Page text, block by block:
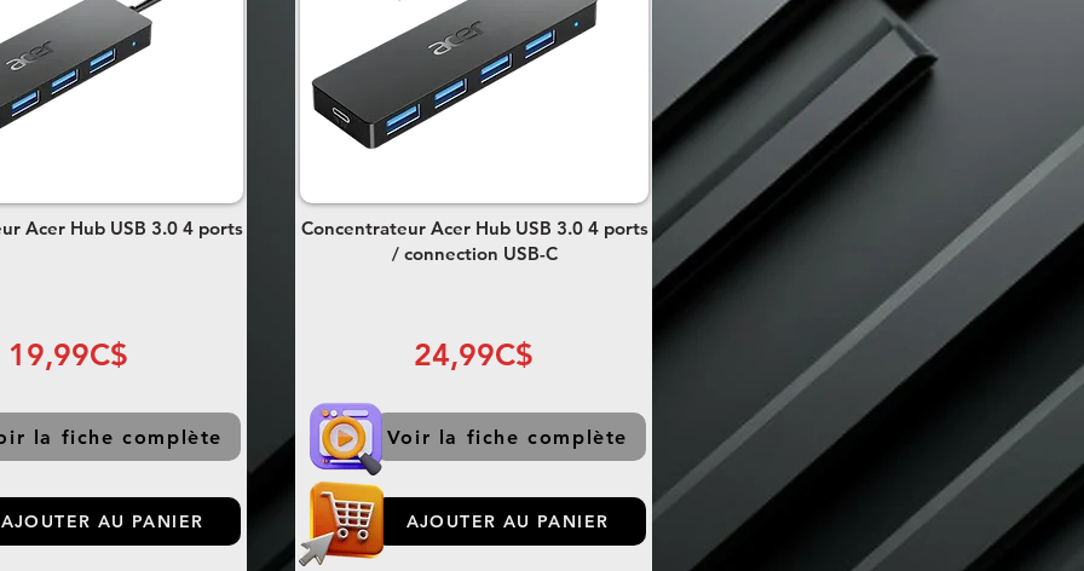
Acer Hub USB 3.0 4 ports
19,99C$
la fiche complète
AJOUTER AU PANIER
Concentrateur Acer Hub USB 3.0 4 ports
/ connection USB-C
24,99C$
Voir la fiche complète
AJOUTER AU PANIER